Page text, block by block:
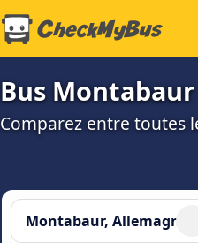
Bus
Comparez entre toutes